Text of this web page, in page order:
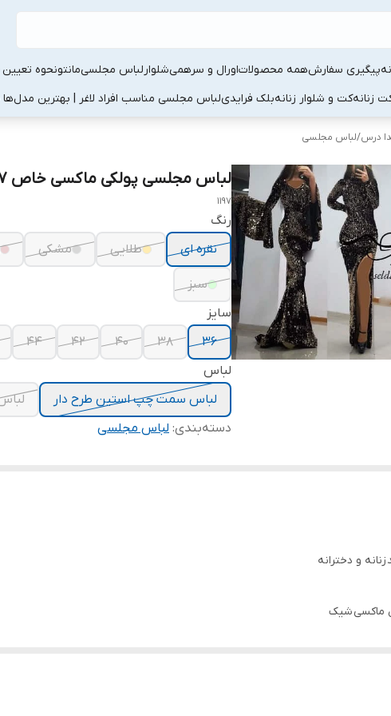
پیگیری سفارشهمه محصولاتاورال و سرهمیشلوارلباس مجلسیمانتونحوه تعیین
زنانهکت و شلوار زنانهبلک فرایدیلباس مجلسی مناسب افراد لاغر | بهترین
درس/لباس مجلسی
لباس مجلسی پولکی ماکسی خاص ۱۱۹۷
1197
رنگ
نقره ای
طلایی مشکی
سبز
سایز
۳۶
۳۸ ۴۰ ۴۲ ۴۴
لباس
لباس سمت چپ استین طرح دار
دسته‌بندی: لباس مجلسی
و دخترانه
ماکسی شیک
آپ پیام بدین لطفا